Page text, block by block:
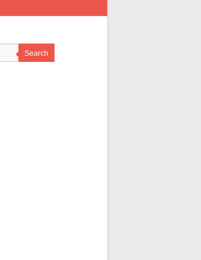
Search